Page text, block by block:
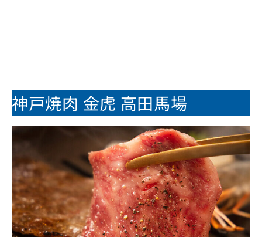
神戸焼肉 金虎 高田馬場